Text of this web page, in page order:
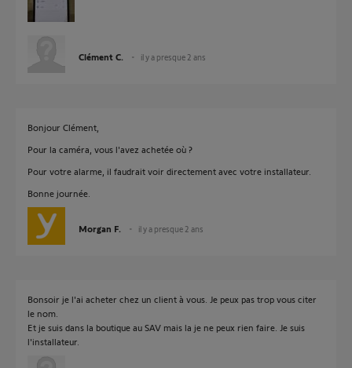
Clément C. il y a presque 2 ans
Bonjour Clément,
Pour la caméra, vous l'avez achetée où ?
Pour votre alarme, il faudrait voir directement avec votre installateur.
Bonne journée.
Morgan F. il y a presque 2 ans
Bonsoir je l'ai acheter chez un client à vous. Je peux pas trop vous citer
le nom.
Et je suis dans la boutique au SAV mais la je ne peux rien faire. Je suis
l'installateur.